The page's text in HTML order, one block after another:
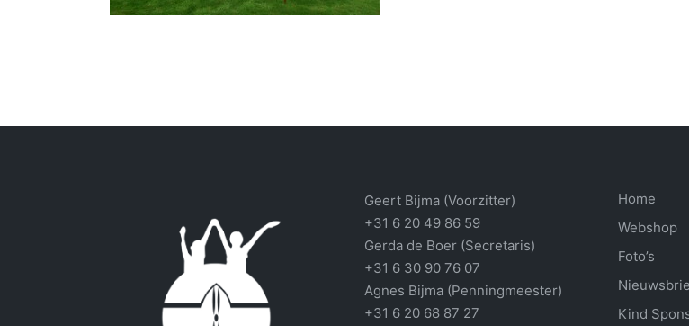
Geert Bijma (Voorzitter)
+31 6 20 49 86 59
Gerda de Boer (Secretaris)
+31 6 30 90 76 07
Agnes Bijma (Penningmeester)
+31 6 20 68 87 27
Home
Webshop
Foto’s
Kind